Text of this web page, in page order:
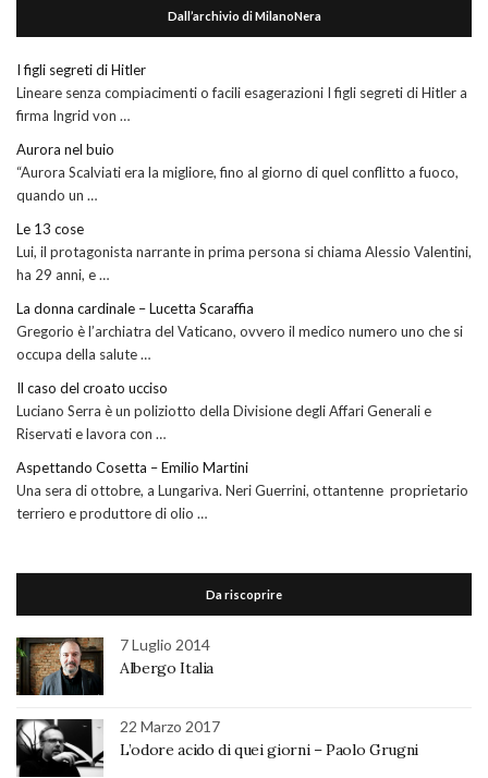
Dall’archivio di MilanoNera
I figli segreti di Hitler
Lineare senza compiacimenti o facili esagerazioni I figli segreti di Hitler a
firma Ingrid von …
Aurora nel buio
“Aurora Scalviati era la migliore, fino al giorno di quel conflitto a fuoco,
quando un …
Le 13 cose
Lui, il protagonista narrante in prima persona si chiama Alessio Valentini,
ha 29 anni, e …
La donna cardinale – Lucetta Scaraffia
Gregorio è l’archiatra del Vaticano, ovvero il medico numero uno che si
occupa della salute …
Il caso del croato ucciso
Luciano Serra è un poliziotto della Divisione degli Affari Generali e
Riservati e lavora con …
Aspettando Cosetta – Emilio Martini
Una sera di ottobre, a Lungariva. Neri Guerrini, ottantenne proprietario
terriero e produttore di olio …
Da riscoprire
7 Luglio 2014
Albergo Italia
22 Marzo 2017
L’odore acido di quei giorni – Paolo Grugni